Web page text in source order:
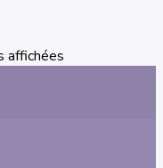
affichées